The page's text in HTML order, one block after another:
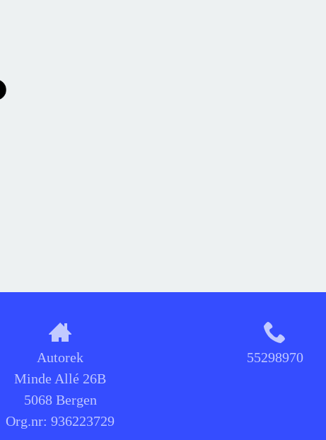
Autorek
Minde Allé 26B
5068 Bergen
Org.nr:936223729
55298970